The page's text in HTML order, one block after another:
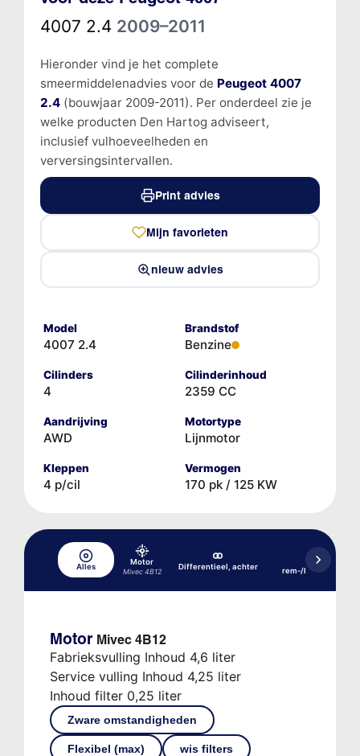
4007 2.4 2009–2011
Hieronder vind je het complete
smeermiddelenadvies voor de Peugeot 4007
2.4(bouwjaar 2009-2011). Per onderdeel zie je
welke producten Den Hartog adviseert,
inclusief vulhoeveelheden en
verversingsintervallen.
Print advies
Mijn favorieten
nieuw advies
Model
4007 2.4
Brandstof
Benzine
Cilinders
4
Cilinderinhoud
2359 CC
Aandrijving
AWD
Motortype
Lijnmotor
Kleppen
4 p/cil
Vermogen
170 pk / 125 KW
Alles
Motor
Mivec 4B12
Differentieel, achter
Hydraulisch
rem-/
Motor Mivec 4B12
Fabrieksvulling Inhoud 4,6 liter
Service vulling Inhoud 4,25 liter
Inhoud filter 0,25 liter
Zware omstandigheden
Flexibel (max) wis filters